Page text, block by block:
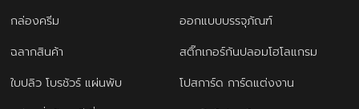
กล่องครีม
ออกแบบบรรจุภัณฑ์
ฉลากสินค้า
สติ๊กเกอร์กันปลอมโฮโลแกรม
ใบปลิว โบรชัวร์ แผ่นพับ
โปสการ์ด การ์ดแต่งงาน